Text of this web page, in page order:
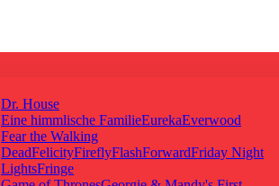
Dr. House
Eine himmlische FamilieEurekaEverwood
Fear the Walking
DeadFelicityFireflyFlashForwardFriday Night
LightsFringe